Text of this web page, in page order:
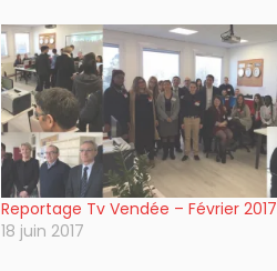
Reportage Tv Vendée – Février 2017
18 juin 2017